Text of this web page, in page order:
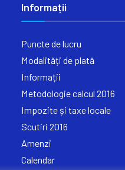
Informații
Puncte de lucru
Modalități de plată
Informații
Metodologie calcul 2016
Impozite și taxe locale
Scutiri 2016
Amenzi
Calendar